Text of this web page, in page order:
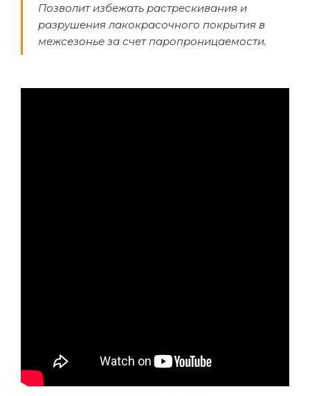
Позволит избежать растрескивания и
разрушения лакокрасочного покрытия в
межсезонье за счет паропроницаемости.